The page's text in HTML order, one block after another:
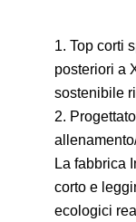
1. Top corti
posteriori a
sostenibile
2.
La fabbrica
corto e
ecologici